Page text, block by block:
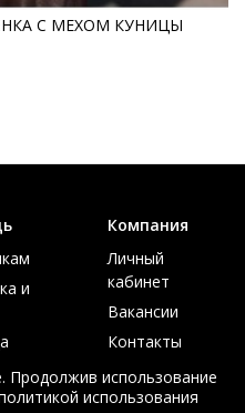
С МЕХОМ КУНИЦЫ
и
Компания
Личный
кабинет
Вакансии
Контакты
использование
использования